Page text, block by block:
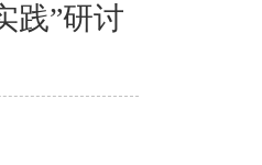
践”研讨